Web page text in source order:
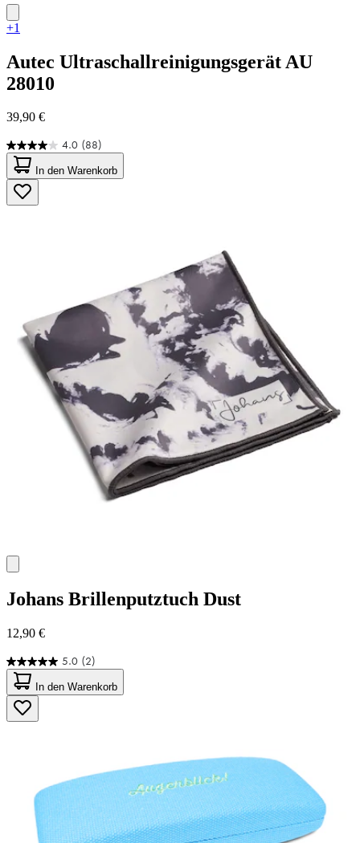
+1
Autec Ultraschallreinigungsgerät AU
28010
39,90 €
4.0 (88)
4.0
von
5
Sternen.
88
In den Warenkorb
Johans Brillenputztuch Dust
12,90 €
5.0 (2)
5.0
von
5
Sternen.
2
In den Warenkorb